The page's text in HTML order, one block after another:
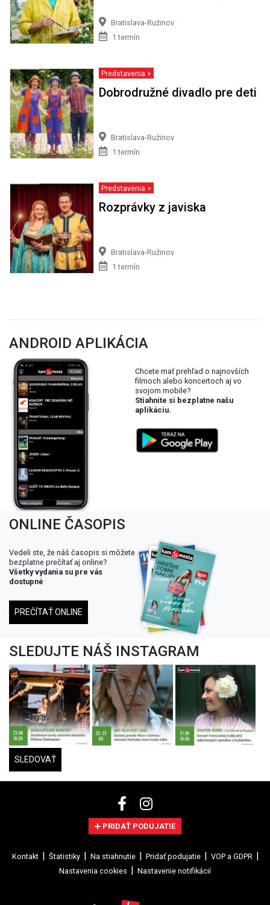
Bratislava-Ružinov
1 termín
Predstavenia >
Dobrodružné divadlo pre deti
Bratislava-Ružinov
1 termín
Predstavenia >
Rozprávky z javiska
Bratislava-Ružinov
1 termín
ANDROID APLIKÁCIA
Chcete mať prehľad o najnovších
filmoch alebo koncertoch aj vo
svojom mobile?
Stiahnite si bezplatne našu
aplikáciu.
ONLINE ČASOPIS
Vedeli ste, že náš časopis si môžete
bezplatne prečítať aj online?
Všetky vydania su pre vás
dostupné
PREČÍTAŤ ONLINE
SLEDUJTE NÁŠ INSTAGRAM
SLEDOVAŤ
PRIDAŤ PODUJATIE
Kontakt Štatistiky Na stiahnutie Pridať podujatie
VOP a GDPR
Nastavenia cookies
Nastavenie notifikácií